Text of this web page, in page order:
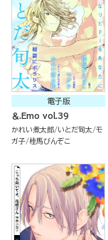
電子版
＆.Emo vol.39
かれい煮太郎 いとだ旬太 モ
ガ子 桂馬びんぞこ